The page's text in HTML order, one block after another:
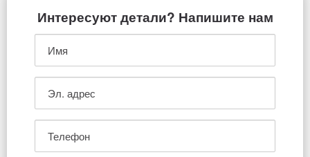
Интересуют детали? Напишите нам